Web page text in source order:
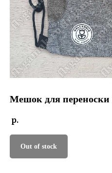
Мешок для переноски
р.
Out of stock